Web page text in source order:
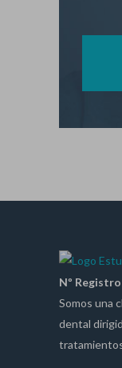
Nº
Somos una
dental